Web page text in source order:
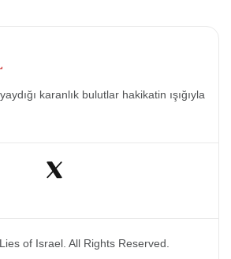
karanlık bulutlar hakikatin ışığıyla
of Israel. All Rights Reserved.